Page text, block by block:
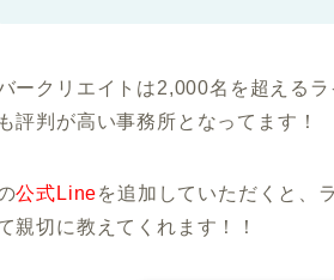
ークリエイトは2,000名を超える
評判が高い事務所となってます！
公式Lineを追加していただくと、
親切に教えてくれます！！